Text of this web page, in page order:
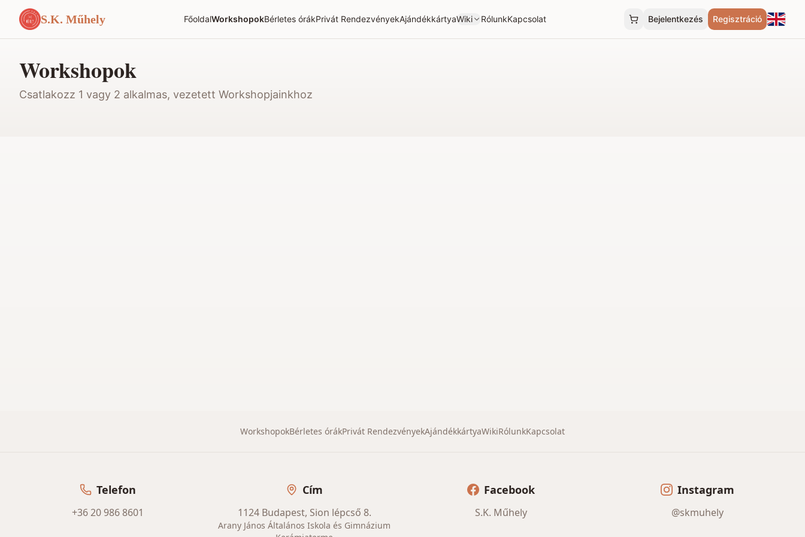
S.K. Műhely FőoldalWorkshopokBérletes órákPrivát RendezvényekAjándékkártyaWiki RólunkKapcsolat Bejelentkezés Regisztráció
Workshopok
Csatlakozz 1 vagy 2 alkalmas, vezetett Workshopjainkhoz
WorkshopokBérletes órákPrivát RendezvényekAjándékkártyaWikiRólunkKapcsolat
Telefon
+36 20 986 8601
Cím
1124 Budapest, Sion lépcső 8.
Arany János Általános Iskola és Gimnázium
Facebook
S.K. Műhely
Instagram
@skmuhely